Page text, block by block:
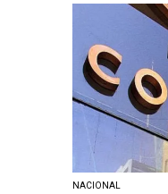
NACIONAL